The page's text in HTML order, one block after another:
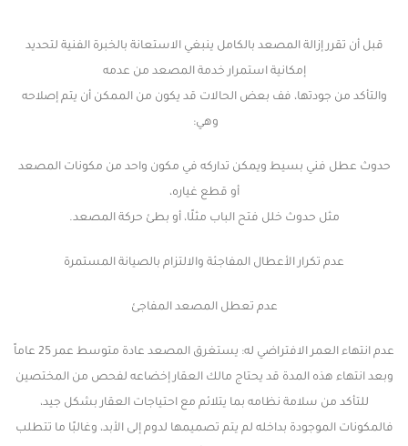
قبل أن تقرر إزالة المصعد بالكامل ينبغي الاستعانة بالخبرة الفنية لتحديد
إمكانية استمرار خدمة المصعد من عدمه
والتأكد من جودتها، فف بعض الحالات قد يكون من الممكن أن يتم إصلاحه
وهي:
حدوث عطل فني بسيط ويمكن تداركه في مكون واحد من مكونات المصعد
أو قطع غياره،
مثل حدوث خلل فتح الباب مثلًا، أو بطئ حركة المصعد.
عدم تكرار الأعطال المفاجئة والالتزام بالصيانة المستمرة
عدم تعطل المصعد المفاجئ
عدم انتهاء العمر الافتراضي له: يستغرق المصعد عادة متوسط عمر 25 عاماً
وبعد انتهاء هذه المدة قد يحتاج مالك العقار إخضاعه لفحص من المختصين
للتأكد من سلامة نظامه بما يتلائم مع احتياجات العقار بشكل جيد،
فالمكونات الموجودة بداخله لم يتم تصميمها لدوم إلى الأبد، وغالبًا ما تتطلب